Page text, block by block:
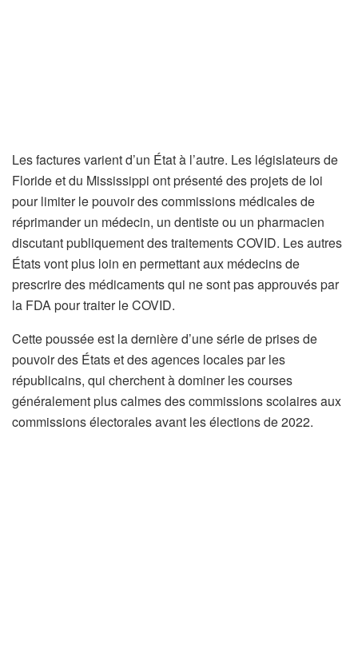
Les factures varient d’un État à l’autre. Les législateurs de
Floride et du Mississippi ont présenté des projets de loi
pour limiter le pouvoir des commissions médicales de
réprimander un médecin, un dentiste ou un pharmacien
discutant publiquement des traitements COVID. Les autres
États vont plus loin en permettant aux médecins de
prescrire des médicaments qui ne sont pas approuvés par
la FDA pour traiter le COVID.
Cette poussée est la dernière d’une série de prises de
pouvoir des États et des agences locales par les
républicains, qui cherchent à dominer les courses
généralement plus calmes des commissions scolaires aux
commissions électorales avant les élections de 2022.